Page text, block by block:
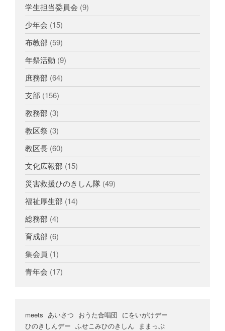
学生担当委員会 (9)
少年会 (15)
布教部 (59)
年祭活動 (9)
庶務部 (64)
支部 (156)
教務部 (3)
教区祭 (3)
教区長 (60)
文化広報部 (15)
災害救援ひのきしん隊 (49)
福祉厚生部 (14)
総務部 (4)
育成部 (6)
集会員 (1)
青年会 (17)
meets あいさつ おうた合唱団 にをいがけデー
ひのきしんデー ふせこみひのきしん
ままっぷ